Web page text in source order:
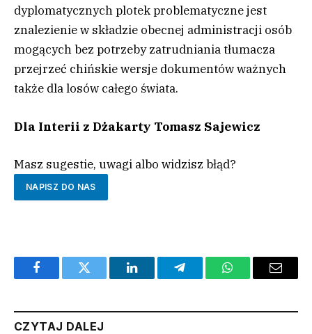
dyplomatycznych plotek problematyczne jest
znalezienie w składzie obecnej administracji osób
mogących bez potrzeby zatrudniania tłumacza
przejrzeć chińskie wersje dokumentów ważnych
także dla losów całego świata.
Dla Interii z Dżakarty Tomasz Sajewicz
Masz sugestie, uwagi albo widzisz błąd?
NAPISZ DO NAS
FacebookTwitter LinkedInTelegramWhatsAppEmail
CZYTAJ DALEJ